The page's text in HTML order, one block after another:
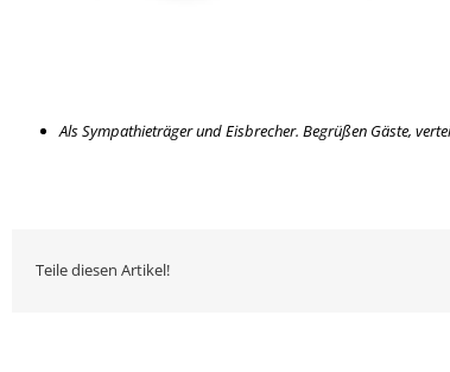
Als Sympathieträger und Eisbrecher. Begrüßen Gäste,
Teile diesen Artikel!